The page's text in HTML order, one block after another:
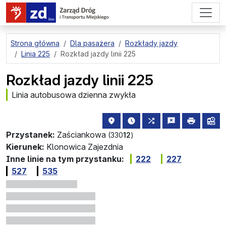
przejdź do treści strony
Strona główna Dla pasażera
Rozkłady jazdy
Linia 225
Rozkład jazdy linii 225
Rozkład jazdy linii 225
Linia autobusowa dzienna zwykła
Przystanek: Zaściankowa (33012)
lokalizacja przystanku na mapie
najbliższe odjazdy z tego
wszystkie linie
zgłośdrukuj
Kierunek: Klonowica Zajezdnia
Inne linie na tym przystanku:
222
227
527
535